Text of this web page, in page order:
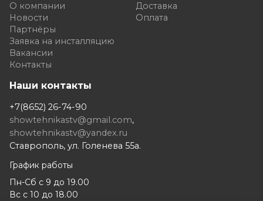
О компании
Новости
Партнёры
Заявка на инсталляцию
Вакансии
Контакты
Доставка
Оплата
Наши контакты
+7(8652) 26-74-90
showtehnikastv@gmail.com,
showtehnikastv@yandex.ru
Ставрополь, ул. Голенева 55а.
График работы
Пн-Сб с 9 до 19.00
Вс с 10 до 18.00